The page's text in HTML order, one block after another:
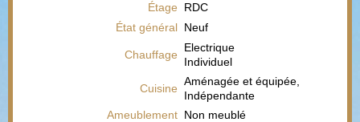
Étage
RDC
État général Neuf
Chauffage
Electrique
Individuel
Cuisine
Aménagée et équipée,
Indépendante
Ameublement Non meublé